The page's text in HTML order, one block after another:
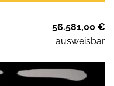
56.581,00 €
ausweisbar